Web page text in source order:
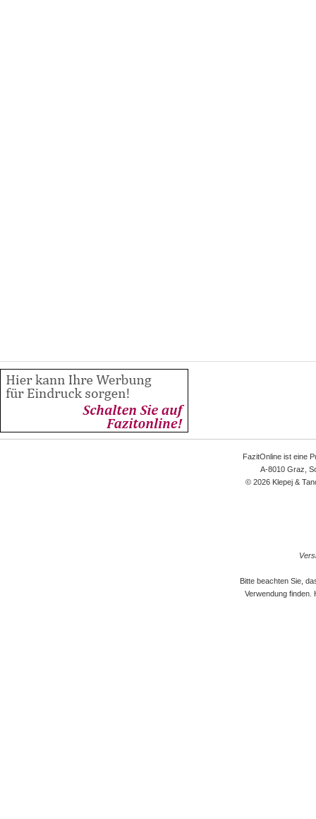
FazitOnline ist eine
A-8010 Graz,
© 2026 Klepej &
Bitte beachten Sie,
Verwendung finden.